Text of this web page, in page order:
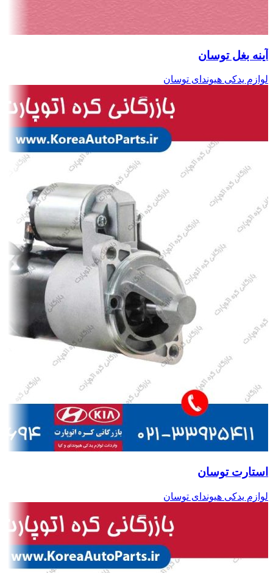
آینه بغل توسان
لوازم یدکی هیوندای توسان
استارت توسان
لوازم یدکی هیوندای توسان